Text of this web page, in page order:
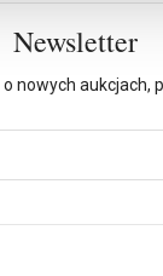
Newsletter
nowych aukcjach,